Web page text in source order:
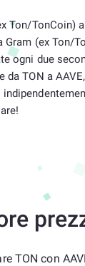
Ton/TonCoin)
Gram (ex Ton/
ogni due
da TON a
TON con